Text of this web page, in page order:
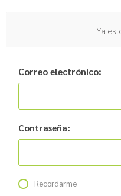
Ya
Correo electrónico:
Contraseña:
Recordarme